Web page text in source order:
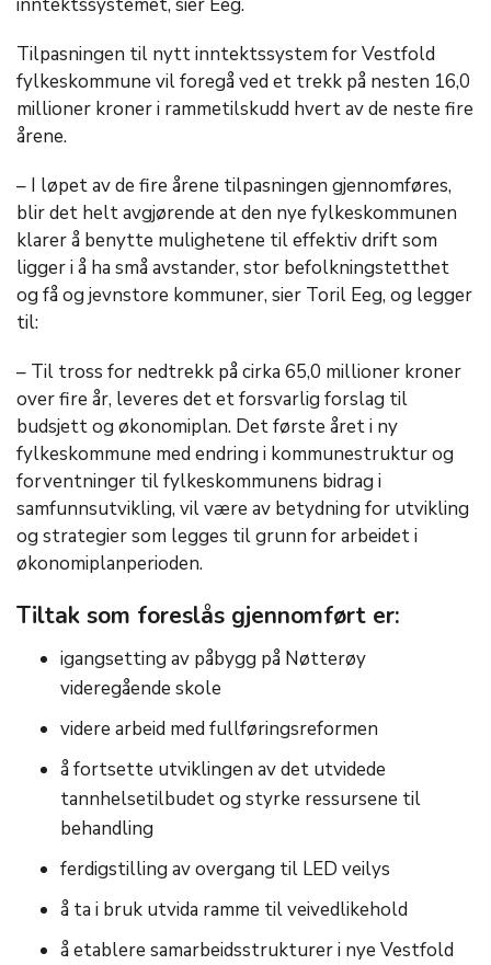
Tilpasningen til nytt inntektssystem for Vestfold
fylkeskommune vil foregå ved et trekk på nesten 16,0
millioner kroner i rammetilskudd hvert av de neste fire
årene.
– I løpet av de fire årene tilpasningen gjennomføres,
blir det helt avgjørende at den nye fylkeskommunen
klarer å benytte mulighetene til effektiv drift som
ligger i å ha små avstander, stor befolkningstetthet
og få og jevnstore kommuner, sier Toril Eeg, og legger
til:
– Til tross for nedtrekk på cirka 65,0 millioner kroner
over fire år, leveres det et forsvarlig forslag til
budsjett og økonomiplan. Det første året i ny
fylkeskommune med endring i kommunestruktur og
forventninger til fylkeskommunens bidrag i
samfunnsutvikling, vil være av betydning for utvikling
og strategier som legges til grunn for arbeidet i
økonomiplanperioden.
Tiltak som foreslås gjennomført er:
igangsetting av påbygg på Nøtterøy
videregående skole
videre arbeid med fullføringsreformen
å fortsette utviklingen av det utvidede
tannhelsetilbudet og styrke ressursene til
behandling
ferdigstilling av overgang til LED veilys
å ta i bruk utvida ramme til veivedlikehold
å etablere samarbeidsstrukturer i nye Vestfold